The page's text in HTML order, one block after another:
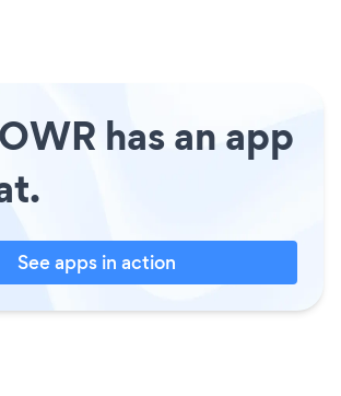
has an app
See apps in action